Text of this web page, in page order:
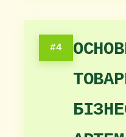
#4